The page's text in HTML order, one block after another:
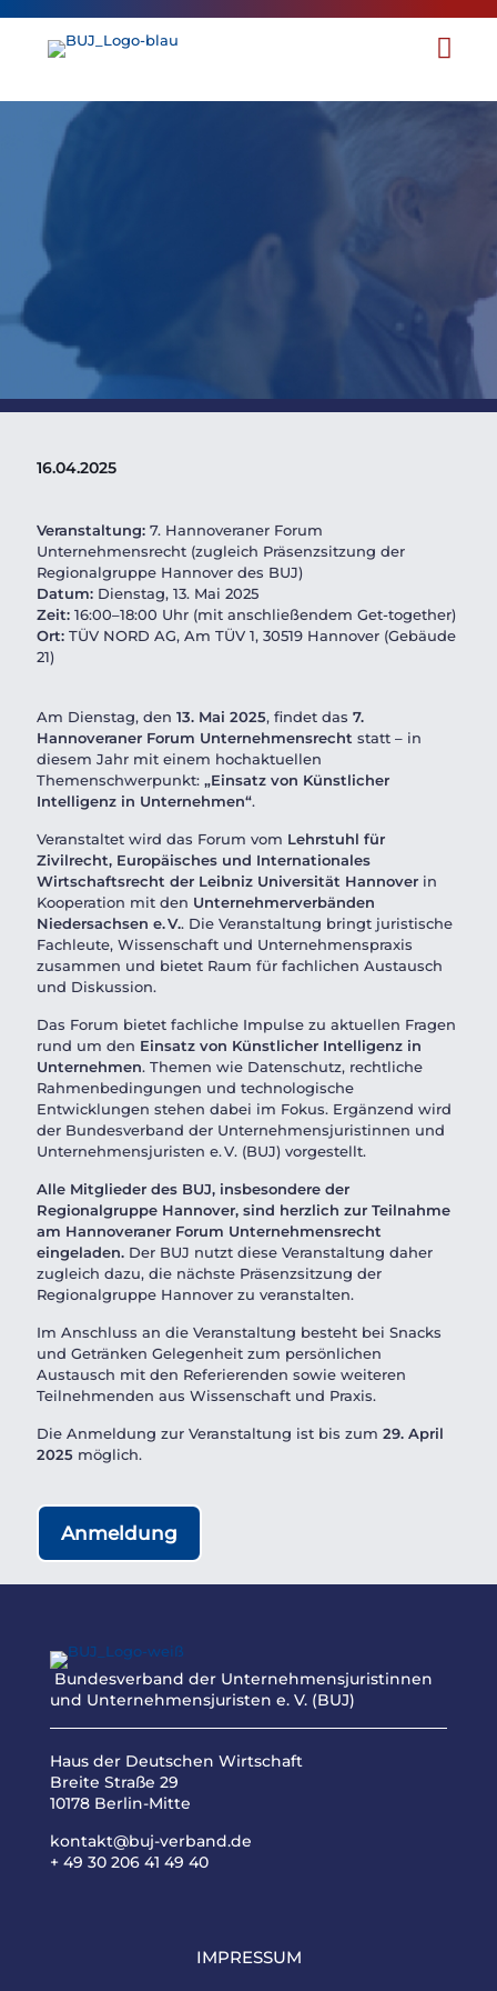
7. Hannoveraner Forum
Unternehmensrecht: „Einsatz
von KI in Unternehmen“
16.04.2025
Veranstaltung: 7. Hannoveraner Forum
Unternehmensrecht (zugleich Präsenzsitzung der
Regionalgruppe Hannover des BUJ)
Datum: Dienstag, 13. Mai 2025
Zeit: 16:00–18:00 Uhr (mit anschließendem Get-together)
Ort: TÜV NORD AG, Am TÜV 1, 30519 Hannover (Gebäude
21)
Am Dienstag, den 13. Mai 2025, findet das 7.
Hannoveraner Forum Unternehmensrecht statt – in
diesem Jahr mit einem hochaktuellen
Themenschwerpunkt: „Einsatz von Künstlicher
Intelligenz in Unternehmen“.
Veranstaltet wird das Forum vom Lehrstuhl für
Zivilrecht, Europäisches und Internationales
Wirtschaftsrecht der Leibniz Universität Hannover in
Kooperation mit den Unternehmerverbänden
Niedersachsen e. V.. Die Veranstaltung bringt juristische
Fachleute, Wissenschaft und Unternehmenspraxis
zusammen und bietet Raum für fachlichen Austausch
und Diskussion.
Das Forum bietet fachliche Impulse zu aktuellen Fragen
rund um den Einsatz von Künstlicher Intelligenz in
Unternehmen. Themen wie Datenschutz, rechtliche
Rahmenbedingungen und technologische
Entwicklungen stehen dabei im Fokus. Ergänzend wird
der Bundesverband der Unternehmensjuristinnen und
Unternehmensjuristen e. V. (BUJ) vorgestellt.
Alle Mitglieder des BUJ, insbesondere der
Regionalgruppe Hannover, sind herzlich zur Teilnahme
am Hannoveraner Forum Unternehmensrecht
eingeladen. Der BUJ nutzt diese Veranstaltung daher
zugleich dazu, die nächste Präsenzsitzung der
Regionalgruppe Hannover zu veranstalten.
Im Anschluss an die Veranstaltung besteht bei Snacks
und Getränken Gelegenheit zum persönlichen
Austausch mit den Referierenden sowie weiteren
Teilnehmenden aus Wissenschaft und Praxis.
Die Anmeldung zur Veranstaltung ist bis zum 29. April
2025 möglich.
Anmeldung
Bundesverband der Unternehmensjuristinnen
und Unternehmensjuristen e. V. (BUJ)
Haus der Deutschen Wirtschaft
Breite Straße 29
10178 Berlin-Mitte
kontakt@buj-verband.de
+ 49 30 206 41 49 40
IMPRESSUM